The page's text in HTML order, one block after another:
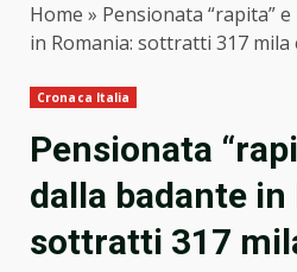
Home » Pensionata “rapita”
in Romania: sottratti 317 mila
Cronaca Italia
Pensionata
dalla badante in
sottratti 317